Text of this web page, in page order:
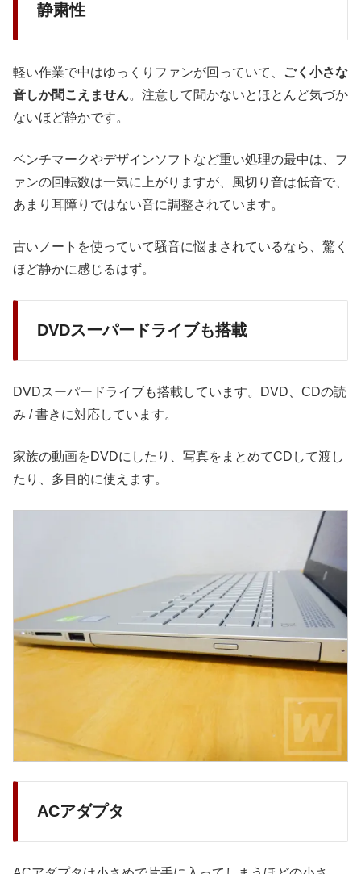
静粛性
軽い作業で中はゆっくりファンが回っていて、
ごく小さな
音しか聞こえません。注意して聞かないとほとんど気づか
ないほど静かです。
ベンチマークやデザインソフトなど重い処理の最中は、フ
ァンの回転数は一気に上がりますが、風切り音は低音で、
あまり耳障りではない音に調整されています。
古いノートを使っていて騒音に悩まされているなら、驚く
ほど静かに感じるはず。
DVDスーパードライブも搭載
DVDスーパードライブも搭載しています。DVD、CDの読
み / 書きに対応しています。
家族の動画をDVDにしたり、写真をまとめてCDして渡し
たり、多目的に使えます。
ACアダプタ